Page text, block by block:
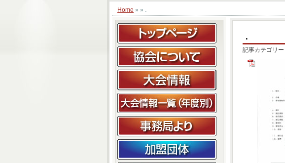
Home » » .
.
記事カテゴリ